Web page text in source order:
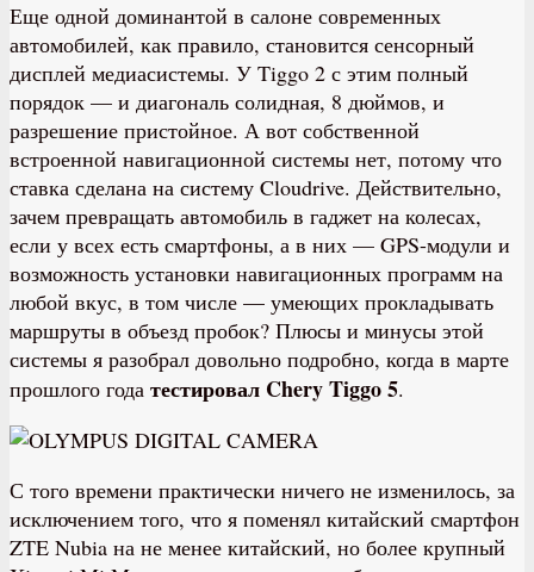
Еще одной доминантой в салоне современных
автомобилей, как правило, становится сенсорный
дисплей медиасистемы. У Tiggo 2 с этим полный
порядок — и диагональ солидная, 8 дюймов, и
разрешение пристойное. А вот собственной
встроенной навигационной системы нет, потому что
ставка сделана на систему Cloudrive. Действительно,
зачем превращать автомобиль в гаджет на колесах,
если у всех есть смартфоны, а в них — GPS-модули и
возможность установки навигационных программ на
любой вкус, в том числе — умеющих прокладывать
маршруты в объезд пробок? Плюсы и минусы этой
системы я разобрал довольно подробно, когда в марте
прошлого года тестировал Chery Tiggo 5.
С того времени практически ничего не изменилось, за
исключением того, что я поменял китайский смартфон
ZTE Nubia на не менее китайский, но более крупный